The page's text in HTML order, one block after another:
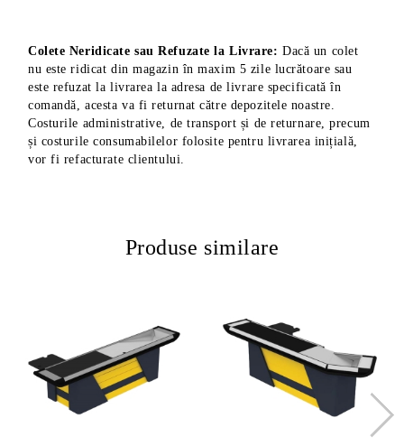
Colete Neridicate sau Refuzate la Livrare: Dacă un colet
nu este ridicat din magazin în maxim 5 zile lucrătoare sau
este refuzat la livrarea la adresa de livrare specificată în
comandă, acesta va fi returnat către depozitele noastre.
Costurile administrative, de transport și de returnare, precum
și costurile consumabilelor folosite pentru livrarea inițială,
vor fi refacturate clientului.
Produse similare